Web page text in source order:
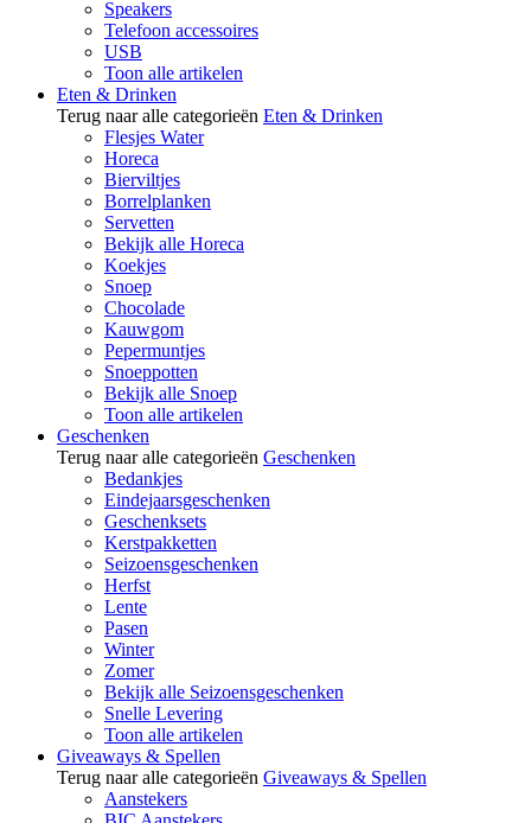
Speakers
Telefoon accessoires
USB
Toon alle artikelen
Eten & Drinken
Terug naar alle categorieën Eten & Drinken
Flesjes Water
Horeca
Bierviltjes
Borrelplanken
Servetten
Bekijk alle Horeca
Koekjes
Snoep
Chocolade
Kauwgom
Pepermuntjes
Snoeppotten
Bekijk alle Snoep
Toon alle artikelen
Geschenken
Terug naar alle categorieën Geschenken
Bedankjes
Eindejaarsgeschenken
Geschenksets
Kerstpakketten
Seizoensgeschenken
Herfst
Lente
Pasen
Winter
Zomer
Bekijk alle Seizoensgeschenken
Snelle Levering
Toon alle artikelen
Giveaways & Spellen
Terug naar alle categorieën Giveaways & Spellen
Aanstekers